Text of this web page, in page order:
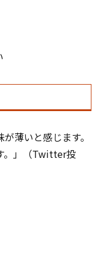
薄いと感じます。
。」（Twitter投